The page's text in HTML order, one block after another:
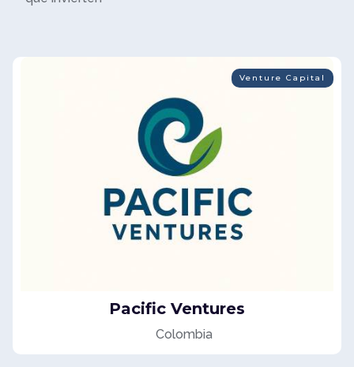
Venture Capital
Pacific Ventures
Colombia